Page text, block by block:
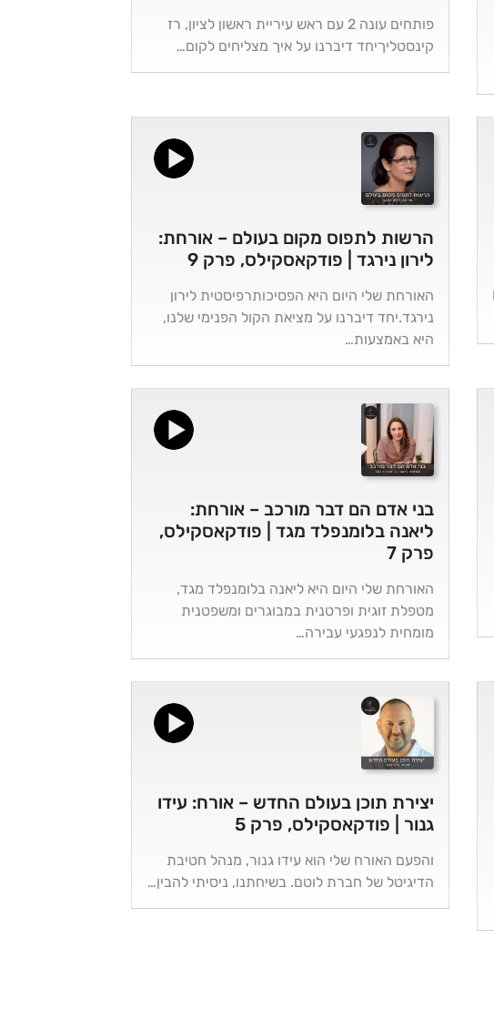
פותחים עונה 2 עם ראש עיריית ראשון לציון, רז
קינסטליךיחד דיברנו על איך מצליחים לקום…
הרשות לתפוס מקום בעולם – אורחת:
לירון נירגד | פודקאסקילס, פרק 9
האורחת שלי היום היא הפסיכותרפיסטית לירון
נירגד.יחד דיברנו על מציאת הקול הפנימי שלנו,
היא באמצעות…
בני אדם הם דבר מורכב – אורחת:
ליאנה בלומנפלד מגד | פודקאסקילס,
פרק 7
האורחת שלי היום היא ליאנה בלומנפלד מגד,
מטפלת זוגית ופרטנית במבוגרים ומשפטנית
מומחית לנפגעי עבירה…
יצירת תוכן בעולם החדש – אורח: עידו
גנור | פודקאסקילס, פרק 5
והפעם האורח שלי הוא עידו גנור, מנהל חטיבת
הדיגיטל של חברת לוטם. בשיחתנו, ניסיתי להבין…